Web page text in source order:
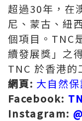
超過30年，在
尼、蒙古、紐
個項目。TNC
續發展獎」之
TNC 於香港的
網頁: 大自然
Facebook:
Instagram: